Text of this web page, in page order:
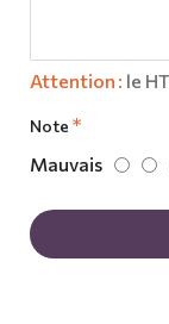
Attention : le
Note
Mauvais